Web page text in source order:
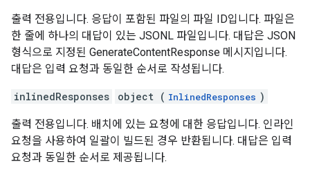
출력 전용입니다. 응답이 포함된 파일의 파일 ID입니다. 파일은
한 줄에 하나의 대답이 있는 JSONL 파일입니다. 대답은 JSON
형식으로 지정된 GenerateContentResponse 메시지입니다.
대답은 입력 요청과 동일한 순서로 작성됩니다.
inlinedResponses object ( InlinedResponses )
출력 전용입니다. 배치에 있는 요청에 대한 응답입니다. 인라인
요청을 사용하여 일괄이 빌드된 경우 반환됩니다. 대답은 입력
요청과 동일한 순서로 제공됩니다.